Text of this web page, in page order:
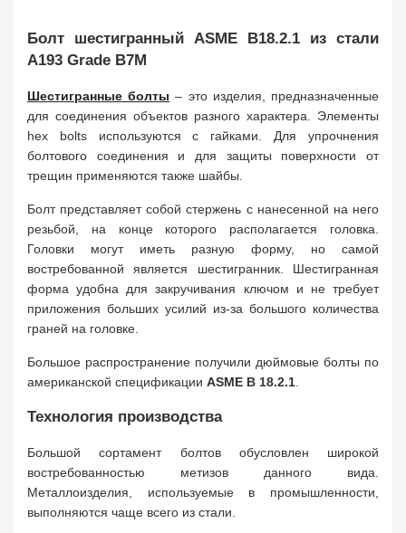
Болт шестигранный ASME B18.2.1 из стали
A193 Grade B7M
Шестигранные болты – это изделия, предназначенные
для соединения объектов разного характера. Элементы
hex bolts используются с гайками. Для упрочнения
болтового соединения и для защиты поверхности от
трещин применяются также шайбы.
Болт представляет собой стержень с нанесенной на него
резьбой, на конце которого располагается головка.
Головки могут иметь разную форму, но самой
востребованной является шестигранник. Шестигранная
форма удобна для закручивания ключом и не требует
приложения больших усилий из-за большого количества
граней на головке.
Большое распространение получили дюймовые болты по
американской спецификации ASME B 18.2.1
Технология производства
Большой сортамент болтов обусловлен широкой
востребованностью метизов данного вида.
Металлоизделия, используемые в промышленности,
выполняются чаще всего из стали.